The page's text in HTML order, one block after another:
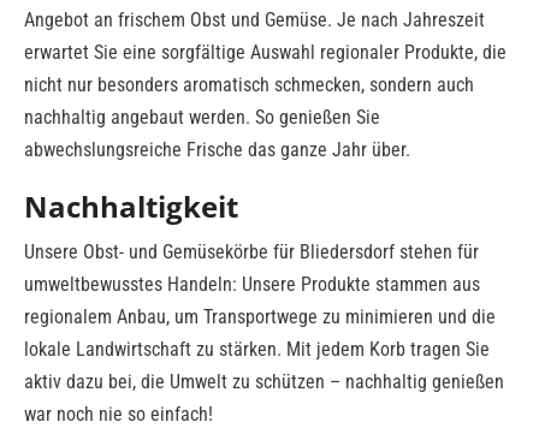
Angebot an frischem Obst und Gemüse. Je nach Jahreszeit
erwartet Sie eine sorgfältige Auswahl regionaler Produkte, die
nicht nur besonders aromatisch schmecken, sondern auch
nachhaltig angebaut werden. So genießen Sie
abwechslungsreiche Frische das ganze Jahr über.
Nachhaltigkeit
Unsere Obst- und Gemüsekörbe für Bliedersdorf stehen für
umweltbewusstes Handeln: Unsere Produkte stammen aus
regionalem Anbau, um Transportwege zu minimieren und die
lokale Landwirtschaft zu stärken. Mit jedem Korb tragen Sie
aktiv dazu bei, die Umwelt zu schützen – nachhaltig genießen
war noch nie so einfach!